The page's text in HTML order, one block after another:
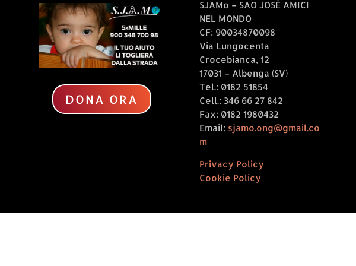
l’anno 2023, del
rimborso delle spese
DONA ORA
SJAMo – SAO JOSÉ AMICI
NEL MONDO
CF: 90034870098
Via Lungocenta
Crocebianca, 12
17031 – Albenga (SV)
Tel.: 0182 51854
Cell.: 346 66 27 842
Fax: 0182 1980432
Email: sjamo.ong@gmail.co
m
Privacy Policy
Cookie Policy